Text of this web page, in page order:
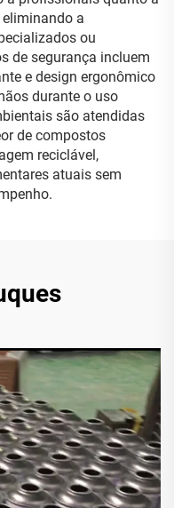
a
ou
de segurança incluem
e design ergonômico
durante o uso
são atendidas
de compostos
reciclável,
atuais sem